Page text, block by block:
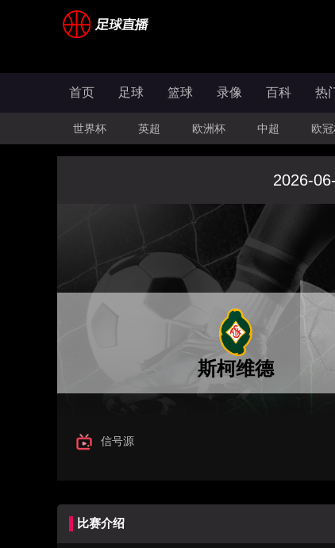
首页 足球 篮球 录像 百科 热
世界杯 英超 欧洲杯 中超 欧
2026-
斯柯维德
信号源
比赛介绍